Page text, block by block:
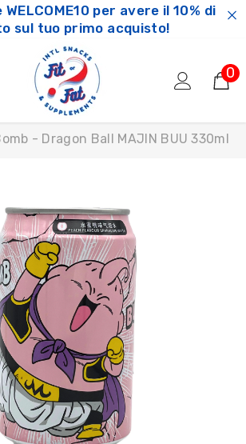
per avere il 10% di
sul tuo primo acquisto!
00
- Dragon Ball MAJIN BUU 330ml